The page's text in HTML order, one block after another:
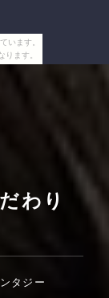
います。
ます。
わり
タジー